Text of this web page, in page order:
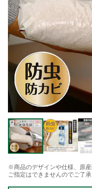
※商品のデザインや仕様、原産
ご指定はできませんのでご了承